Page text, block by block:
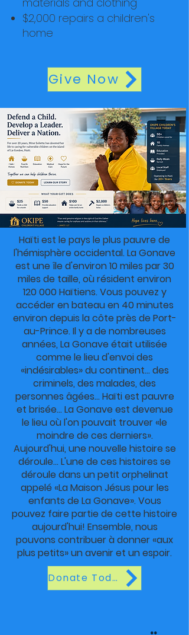
$2,000 repairs a children's
home​
Give Now
Haïti est le pays le plus pauvre de
l'hémisphère occidental. La Gonave
est une île d'environ 10 miles par 30
miles de taille, où résident environ
120 000 Haïtiens. Vous pouvez y
accéder en bateau en 40 minutes
environ depuis la côte près de Port-
au-Prince. Il y a de nombreuses
années, La Gonave était utilisée
comme le lieu d'envoi des
«indésirables» du continent… des
criminels, des malades, des
personnes âgées… Haïti est pauvre
et brisée… La Gonave est devenue
le lieu où l'on pouvait trouver «le
moindre de ces derniers».
Aujourd'hui, une nouvelle histoire se
déroule… L'une de ces histoires se
déroule dans un petit orphelinat
appelé «La Maison Jésus pour les
enfants de La Gonave». Vous
pouvez faire partie de cette histoire
aujourd'hui! Ensemble, nous
pouvons contribuer à donner «aux
plus petits» un avenir et un espoir.
Donate Today